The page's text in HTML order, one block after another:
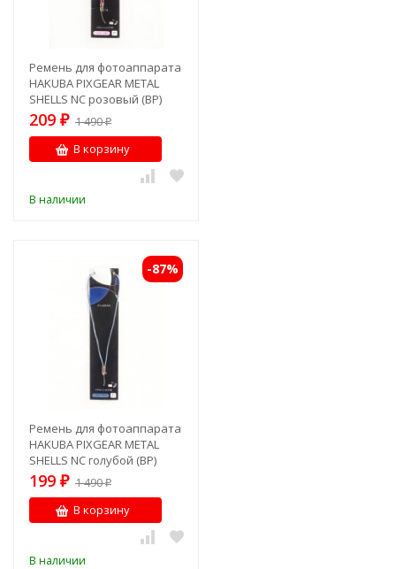
Ремень для фотоаппарата
HAKUBA PIXGEAR METAL
SHELLS NC розовый (BP)
209 ₽ 1 490₽
В корзину
В наличии
-87%
Ремень для фотоаппарата
HAKUBA PIXGEAR METAL
SHELLS NC голубой (BP)
199 ₽ 1 490₽
В корзину
В наличии